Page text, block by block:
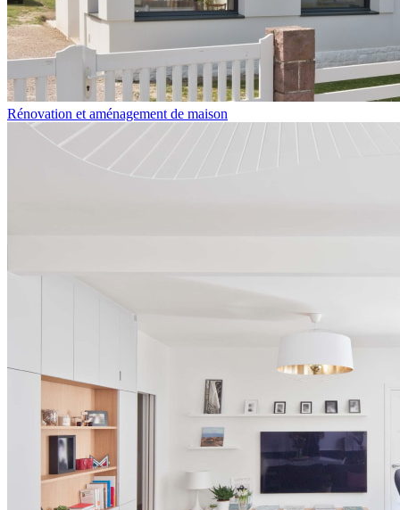
Rénovation et aménagement de maison